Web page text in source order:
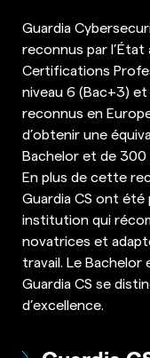
Guardia
reconnus par
Certifications
niveau 6 (Bac+3)
reconnus en
d’obtenir une
Bachelor et de 300
En plus de cette
Guardia CS ont été
institution qui
novatrices et
travail. Le
Guardia CS se
d’excellence.